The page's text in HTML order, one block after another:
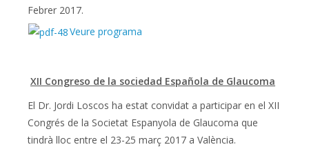
Febrer 2017.
Veure programa
XII Congreso de la sociedad Española de Glaucoma
El Dr. Jordi Loscos ha estat convidat a participar en el XII
Congrés de la Societat Espanyola de Glaucoma que
tindrà lloc entre el 23-25 ​​març 2017 a València.